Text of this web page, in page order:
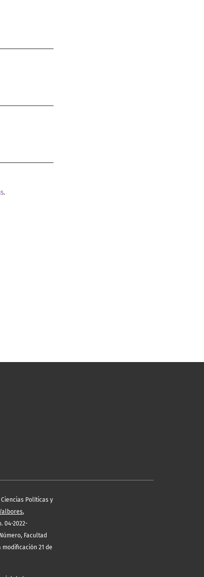
.
Políticas y
,
04-2022-
Facultad
modificación 21 de